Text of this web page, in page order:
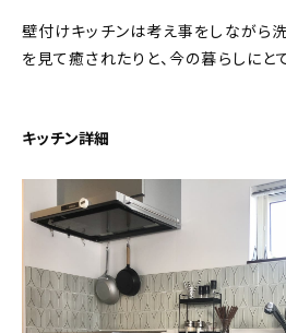
壁付けキッチンは考え事をしながら
を見て癒されたりと、今の暮らしにと
キッチン詳細